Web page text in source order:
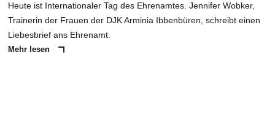
Heute ist Internationaler Tag des Ehrenamtes. Jennifer Wobker,
Trainerin der Frauen der DJK Arminia Ibbenbüren, schreibt einen
Liebesbrief ans Ehrenamt.
Mehr lesen